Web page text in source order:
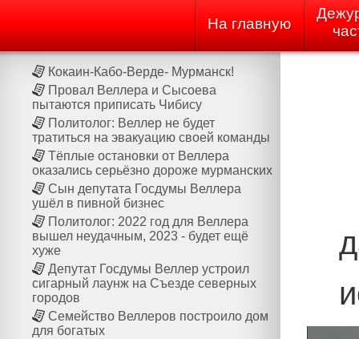
На главную
Кокаин-Кабо-Верде- Мурманск!
Провал Веллера и Сысоева
пытаются приписать Чибису
Политолог: Веллер не будет
тратиться на эвакуацию своей команды
Тёплые остановки от Веллера
оказались серьёзно дороже мурманских
Сын депутата Госдумы Веллера
ушёл в пивной бизнес
Политолог: 2022 год для Веллера
вышел неудачным, 2023 - будет ещё
хуже
Депутат Госдумы Веллер устроил
сигарный лаунж на Cъезде северных
городов
Семейство Веллеров построило дом
для богатых